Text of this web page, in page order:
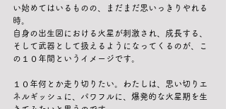
い始めてはいるものの、まだまだ思いっきりやれる
時。
自身の出生図における火星が刺激され、成長する、
そして武器として扱えるようになってくるのが、こ
の１０年間というイメージです。
１０年何とか走り切りたい。わたしは、思い切りエ
ネルギッシュに、パワフルに、爆発的な火星期を生